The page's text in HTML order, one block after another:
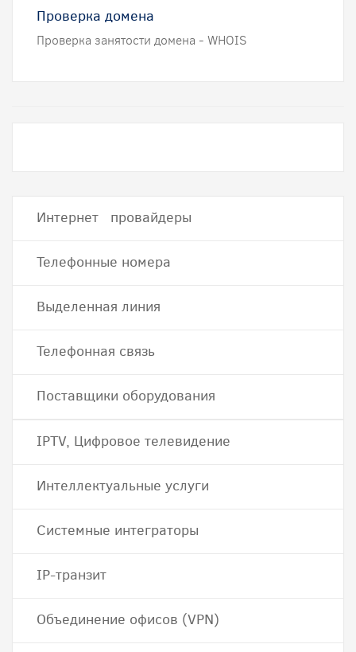
Проверка домена
Проверка занятости домена - WHOIS
Интернет провайдеры
Телефонные номера
Выделенная линия
Телефонная связь
Поставщики оборудования
IPTV, Цифровое телевидение
Интеллектуальные услуги
Системные интеграторы
IP-транзит
Объединение офисов (VPN)